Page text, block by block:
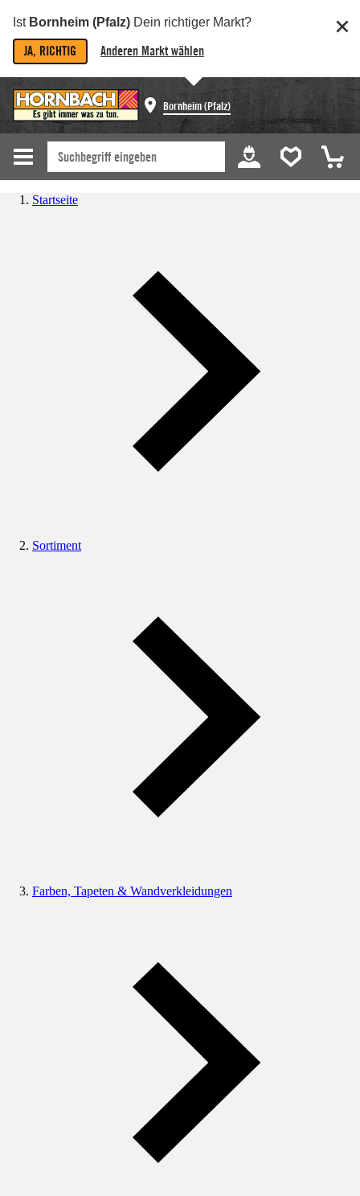
Ist Bornheim (Pfalz) Dein richtiger Markt?
JA, RICHTIG Anderen Markt wählen
Bornheim (Pfalz)
Startseite
Sortiment
Farben, Tapeten & Wandverkleidungen